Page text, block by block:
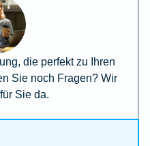
die perfekt zu Ihren
Sie noch Fragen? Wir
Sie da.